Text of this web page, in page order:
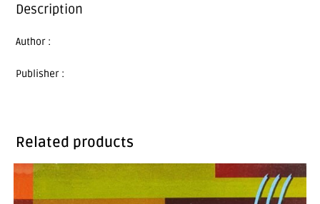
Description
Author :
Publisher :
Related products